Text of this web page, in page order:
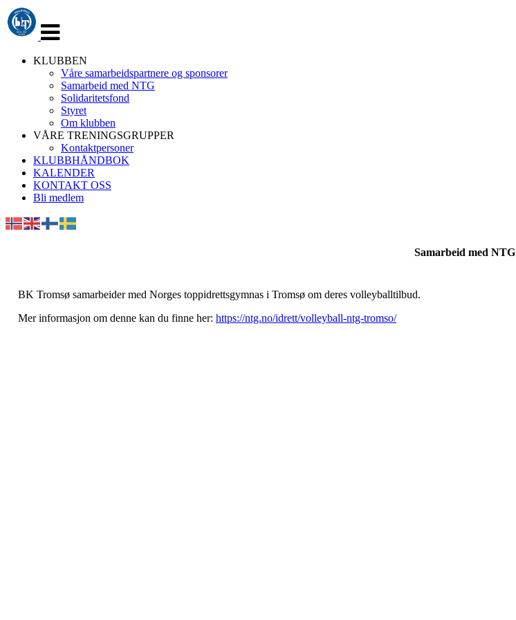
navigasjon
KLUBBEN
Våre samarbeidspartnere og sponsorer
Samarbeid med NTG
Solidaritetsfond
Styret
Om klubben
VÅRE TRENINGSGRUPPER
Kontaktpersoner
KLUBBHÅNDBOK
KALENDER
KONTAKT OSS
Bli medlem
Samarbeid med NTG
BK Tromsø samarbeider med Norges toppidrettsgymnas i Tromsø om deres volleyballtilbud.
Mer informasjon om denne kan du finne her: https://ntg.no/idrett/volleyball-ntg-tromso/